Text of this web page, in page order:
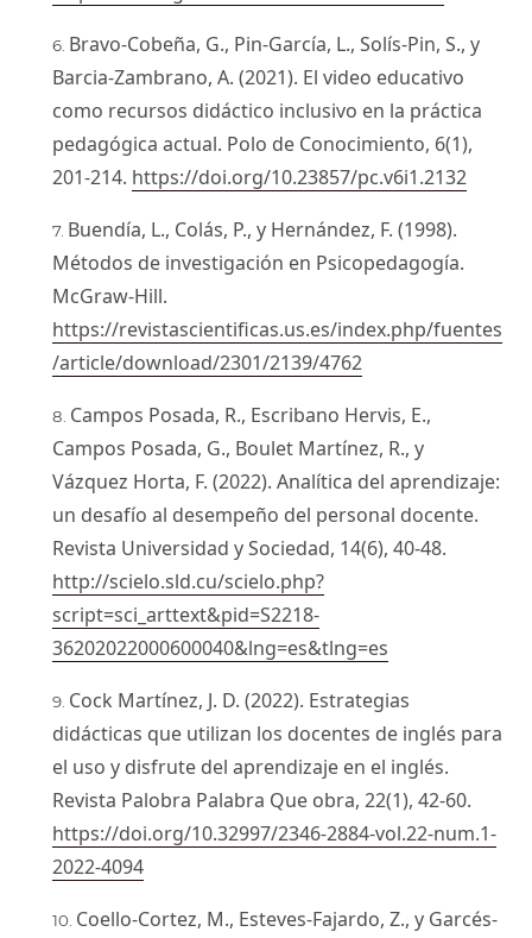
Bravo-Cobeña, G., Pin-García, L., Solís-Pin, S., y
Barcia-Zambrano, A. (2021). El video educativo
como recursos didáctico inclusivo en la práctica
pedagógica actual. Polo de Conocimiento, 6(1),
201-214. https://doi.org/10.23857/pc.v6i1.2132
Buendía, L., Colás, P., y Hernández, F. (1998).
Métodos de investigación en Psicopedagogía.
McGraw-Hill.
https://revistascientificas.us.es/index.php/fuentes
/article/download/2301/2139/4762
Campos Posada, R., Escribano Hervis, E.,
Campos Posada, G., Boulet Martínez, R., y
Vázquez Horta, F. (2022). Analítica del aprendizaje:
un desafío al desempeño del personal docente.
Revista Universidad y Sociedad, 14(6), 40-48.
http://scielo.sld.cu/scielo.php?
script=sci_arttext&pid=S2218-
36202022000600040&lng=es&tlng=es
Cock Martínez, J. D. (2022). Estrategias
didácticas que utilizan los docentes de inglés para
el uso y disfrute del aprendizaje en el inglés.
Revista Palobra Palabra Que obra, 22(1), 42-60.
https://doi.org/10.32997/2346-2884-vol.22-num.1-
2022-4094
Coello-Cortez, M., Esteves-Fajardo, Z., y Garcés-